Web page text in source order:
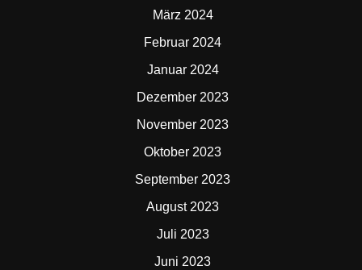
März 2024
Februar 2024
Januar 2024
Dezember 2023
November 2023
Oktober 2023
September 2023
August 2023
Juli 2023
Juni 2023